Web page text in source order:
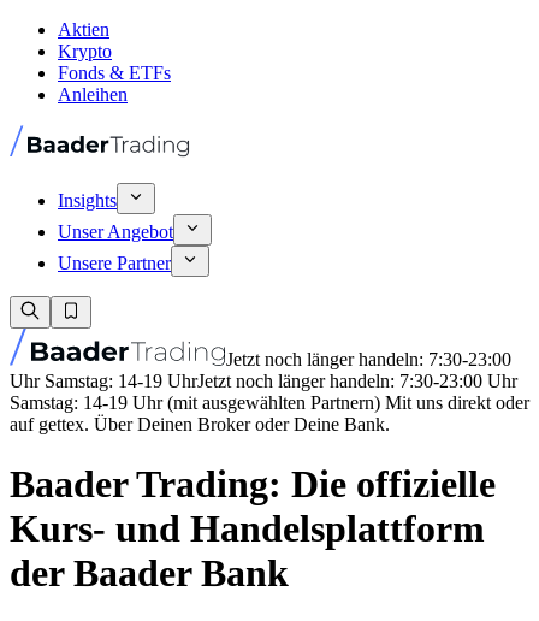
Aktien
Krypto
Fonds & ETFs
Anleihen
Insights
Unser Angebot
Unsere Partner
Jetzt noch länger handeln: 7:30-23:00
Uhr Samstag: 14-19 UhrJetzt noch länger handeln: 7:30-23:00 Uhr
Samstag: 14-19 Uhr (mit ausgewählten Partnern) Mit uns direkt oder
auf gettex. Über Deinen Broker oder Deine Bank.
Baader Trading: Die offizielle
Kurs- und Handelsplattform
der Baader Bank